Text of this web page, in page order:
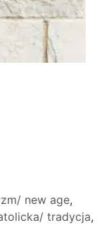
new age,
tradycja,